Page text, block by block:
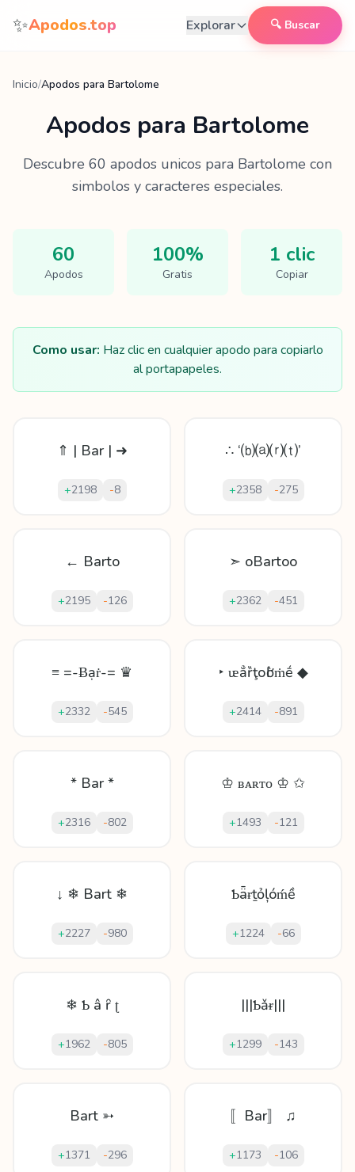
Saltar al contenido
✨Apodos.top Explorar 🔍 Buscar
Inicio/Apodos para Bartolome
Apodos para Bartolome
Descubre 60 apodos unicos para Bartolome con
simbolos y caracteres especiales.
60
Apodos
100%
Gratis
1 clic
Copiar
Como usar: Haz clic en cualquier apodo para copiarlo
al portapapeles.
⇑ | Bar | ➜
+2198 -8
∴ ‘⒝⒜⒭⒯’
+2358 -275
← Barto
+2195 -126
➣ oBartoo
+2362 -451
≡ =-Ƀạṙ-= ♛
+2332 -545
‣ ᵫẳȑţоӏờṁḗ ◆
+2414 -891
* Bar *
+2316 -802
♔ ʙᴀʀᴛᴏ ♔ ✩
+1493 -121
↓ ❄ Bart ❄
+2227 -980
Ƅǟɍṯỏļóḿề
+1224 -66
❄ Ƅ â ȓ ʈ
+1962 -805
|||Ƅǎᵲ|||
+1299 -143
Bart ➳
+1371 -296
〚Bar〛 ♫
+1173 -106